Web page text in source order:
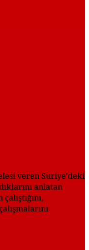
veren Suriye'deki
anlatan